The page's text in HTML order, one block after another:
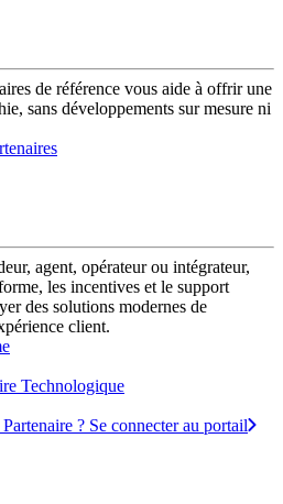
de référence vous aide à offrir une
sans développements sur mesure ni
agent, opérateur ou intégrateur,
les incentives et le support
des solutions modernes de
client.
Technologique
? Se connecter au portail